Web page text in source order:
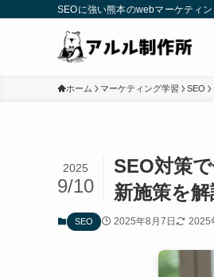
SEOに強い熊本のwebマーケティ
ホーム マーケティング学習 SEO
SEO対策
新施策を解
2025
9/10
SEO 2025年8月7日 2025